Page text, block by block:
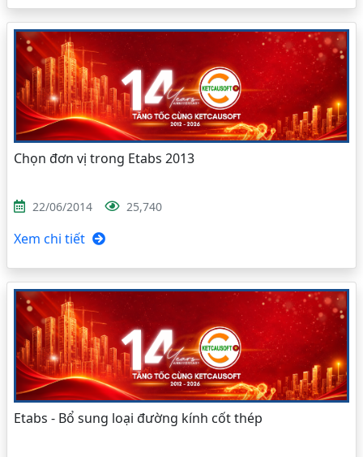
Chọn đơn vị trong Etabs 2013
22/06/2014 25,740
Xem chi tiết
Etabs - Bổ sung loại đường kính cốt thép